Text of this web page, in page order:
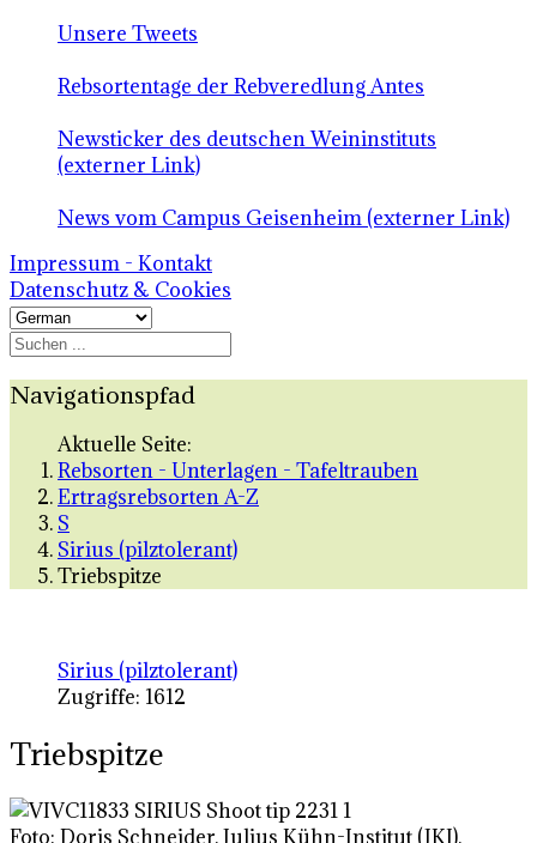
Unsere Tweets
Rebsortentage der Rebveredlung Antes
Newsticker des deutschen Weininstituts
(externer Link)
News vom Campus Geisenheim (externer Link)
Impressum - Kontakt
Datenschutz & Cookies
Navigationspfad
Aktuelle Seite:
Rebsorten - Unterlagen - Tafeltrauben
Ertragsrebsorten A-Z
S
Sirius (pilztolerant)
Triebspitze
Sirius (pilztolerant)
Zugriffe: 1612
Triebspitze
Foto: Doris Schneider, Julius Kühn-Institut (JKI),